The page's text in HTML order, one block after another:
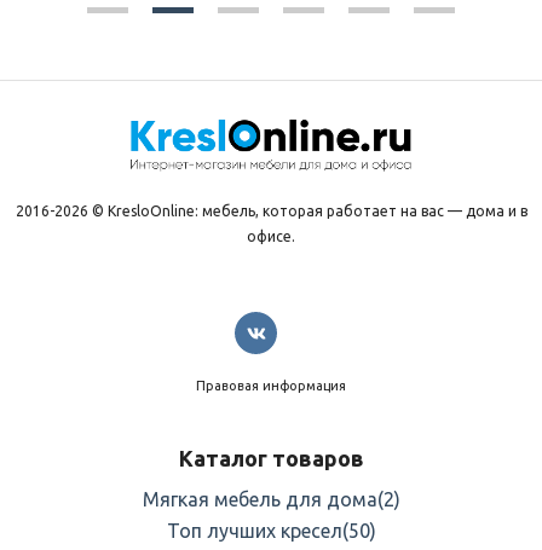
2016-2026 © KresloOnline: мебель, которая работает на вас — дома и в
офисе.
Правовая информация
Каталог товаров
Мягкая мебель для дома(2)
Топ лучших кресел(50)